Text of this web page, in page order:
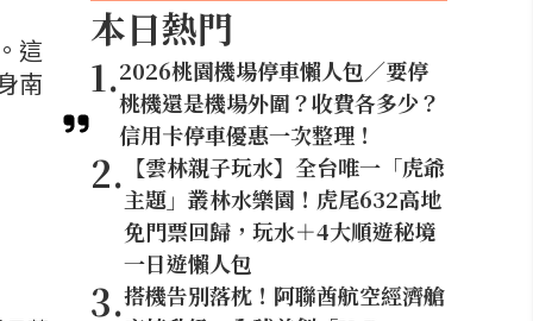
這
南
本日熱門
1.2026桃園機場停車懶人包／要停
桃機還是機場外圍？收費各多少？
信用卡停車優惠一次整理！
2. 【雲林親子玩水】全台唯一「虎爺
主題」叢林水樂園！虎尾632高地
免門票回歸，玩水＋4大順遊秘境
一日遊懶人包
3.搭機告別落枕！阿聯酋航空經濟艙